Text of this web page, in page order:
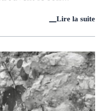
Lire la suite